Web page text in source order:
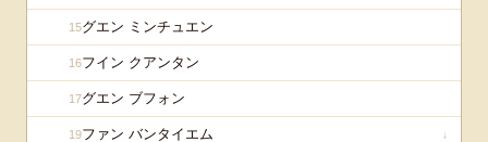
15グエン ミンチュエン
16フイン クアンタン
17グエン ブフォン
19ファン バンタイエム ↓